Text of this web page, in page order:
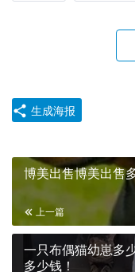
生成海报
博美出售博美出售
上一篇
一只布偶猫幼崽多
多少钱！